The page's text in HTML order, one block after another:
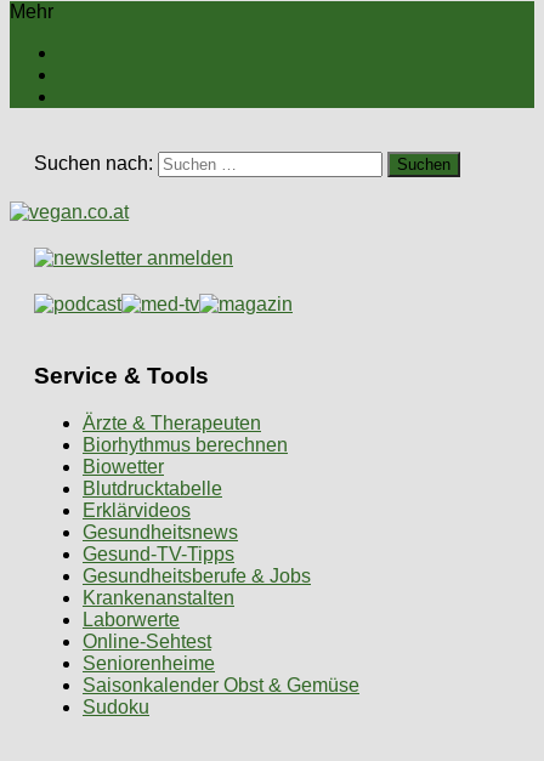
Mehr
Suchen nach:
Service & Tools
Ärzte & Therapeuten
Biorhythmus berechnen
Biowetter
Blutdrucktabelle
Erklärvideos
Gesundheitsnews
Gesund-TV-Tipps
Gesundheitsberufe & Jobs
Krankenanstalten
Laborwerte
Online-Sehtest
Seniorenheime
Saisonkalender Obst & Gemüse
Sudoku